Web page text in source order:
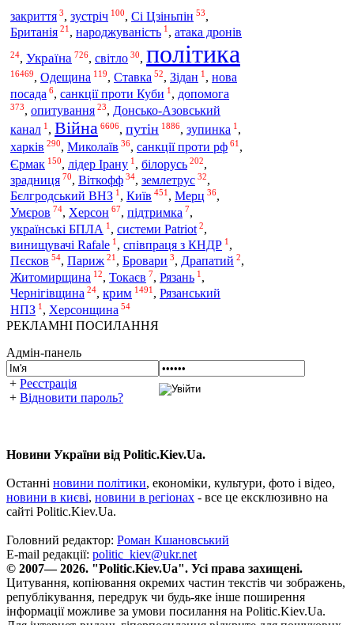
закриття 3, зустріч 100, Сі Цзіньпін 53,
Британія 21 , народжуваність 1 , атака дронів
24, Україна 726, світло 30, політика
16469, Одещина 119, Ставка 52, Зідан 1 , нова
посада 6, санкції проти Куби 1 , допомога
373, опитування 23, Донсько-Азовський
канал 1 , Війна 6606, путін 1886, зупинка 1 ,
харків 290, Миколаїв 36, санкції проти рф 61 ,
Єрмак 150, лідер Ірану 1 , білорусь 202,
зрадниця 70, Віткофф 34, землетрус 32,
Бєлгродський ВНЗ 1 , Київ 451 , Мерц 36,
Умєров 74, Херсон 67, підтримка 7,
українські БПЛА 1 , системи Patriot 2,
винищувачі Rafale 1 , співпраця з КНДР 1 ,
Пєсков 54, Париж 21, Бровари 3, Драпатий 2,
Житомирщина 12, Токаєв 7, Рязань 1 ,
Чернігівщина 24, крим 1491 , Рязанський
НПЗ 1, Херсонщина 54
РЕКЛАМНІ ПОСИЛАННЯ
Адмін-панель
+ Реєстрація
+ Відновити пароль?
Новини України від Politic.Kiev.Ua.
Останні новини політики, економіки, культури, фото і відео,
новини в києві, новини в регіонах - все це ексклюзивно на
сайті Politic.Kiev.Ua.
Головний редактор: Роман Кшановський
E-mail редакції: politic_kiev@ukr.net
© 2007— 2026. "Politic.Kiev.Ua". Усі права захищені.
Цитування, копіювання окремих частин текстів чи зображень,
републікування, передрук чи будь-яке інше поширення
інформації можливе за умови посилання на Politic.Kiev.Ua.